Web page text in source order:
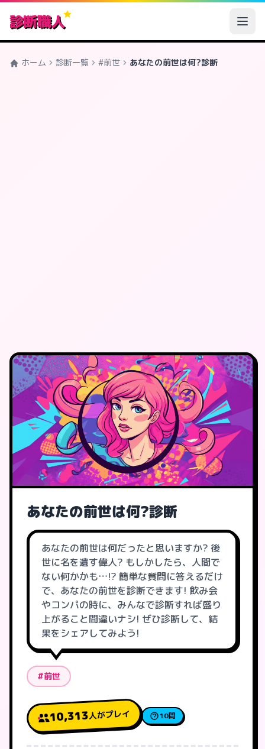
診断職人
ホーム 診断一覧 #前世 あなたの前世は何?診断
あなたの前世は何?診断
あなたの前世は何だったと思いますか? 後
世に名を遺す偉人? もしかしたら、人間で
ない何かかも…!? 簡単な質問に答えるだけ
で、あなたの前世を診断できます! 飲み会
やコンパの時に、みんなで診断すれば盛り
上がること間違いナシ! ぜひ診断して、結
果をシェアしてみよう!
#前世
10,313人がプレイ 10問